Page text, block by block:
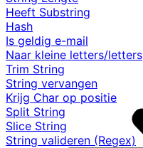
Heeft Substring
Hash
Is geldig e-mail
Naar kleine letters/letters
Trim String
String vervangen
Krijg Char op positie
Split String
Slice String
String valideren (Regex)